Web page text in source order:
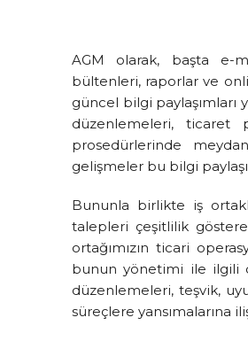
AGM olarak, başta e-
bültenleri, raporlar ve
güncel bilgi paylaşımları
düzenlemeleri, ticaret
prosedürlerinde
gelişmeler bu bilgi
Bununla birlikte iş
talepleri çeşitlilik
ortağımızın ticari
bunun yönetimi ile ilgili
düzenlemeleri, teşvik,
süreçlere yansımalarına